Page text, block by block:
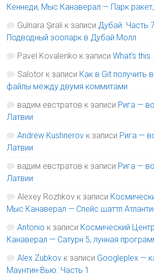
Кеннеди, Мыс Канаверал — Парк
Gulnara Şirali к записи Дубай. Часть
Подводный зоопарк в Дубай Молл
Pavel Kovalenko к записиWhat’s this
Salotor к записи Как в Git получить
файлы между двумя коммитами
вадим евстратов к записи Рига —
Латвии
Andrew Kushnerov к записи Рига —
Латвии
вадим евстратов к записи Рига —
Латвии
Alexey Rozhkov к записи
Мыс Канаверал — Спейс шаттл
Antonio к записи Космический
Канаверал — Сатурн 5, лунная
Alex Zubkov к записи Googleplex —
Маунтин-Вью. Часть 1